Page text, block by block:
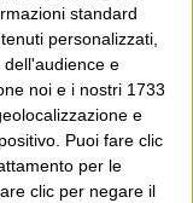
standard
personalizzati,
e
noi e i nostri 1733
e
Puoi fare clic
per le
clic per negare il